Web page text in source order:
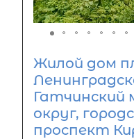
Жилой дом
Гатчинский
округ,
проспект